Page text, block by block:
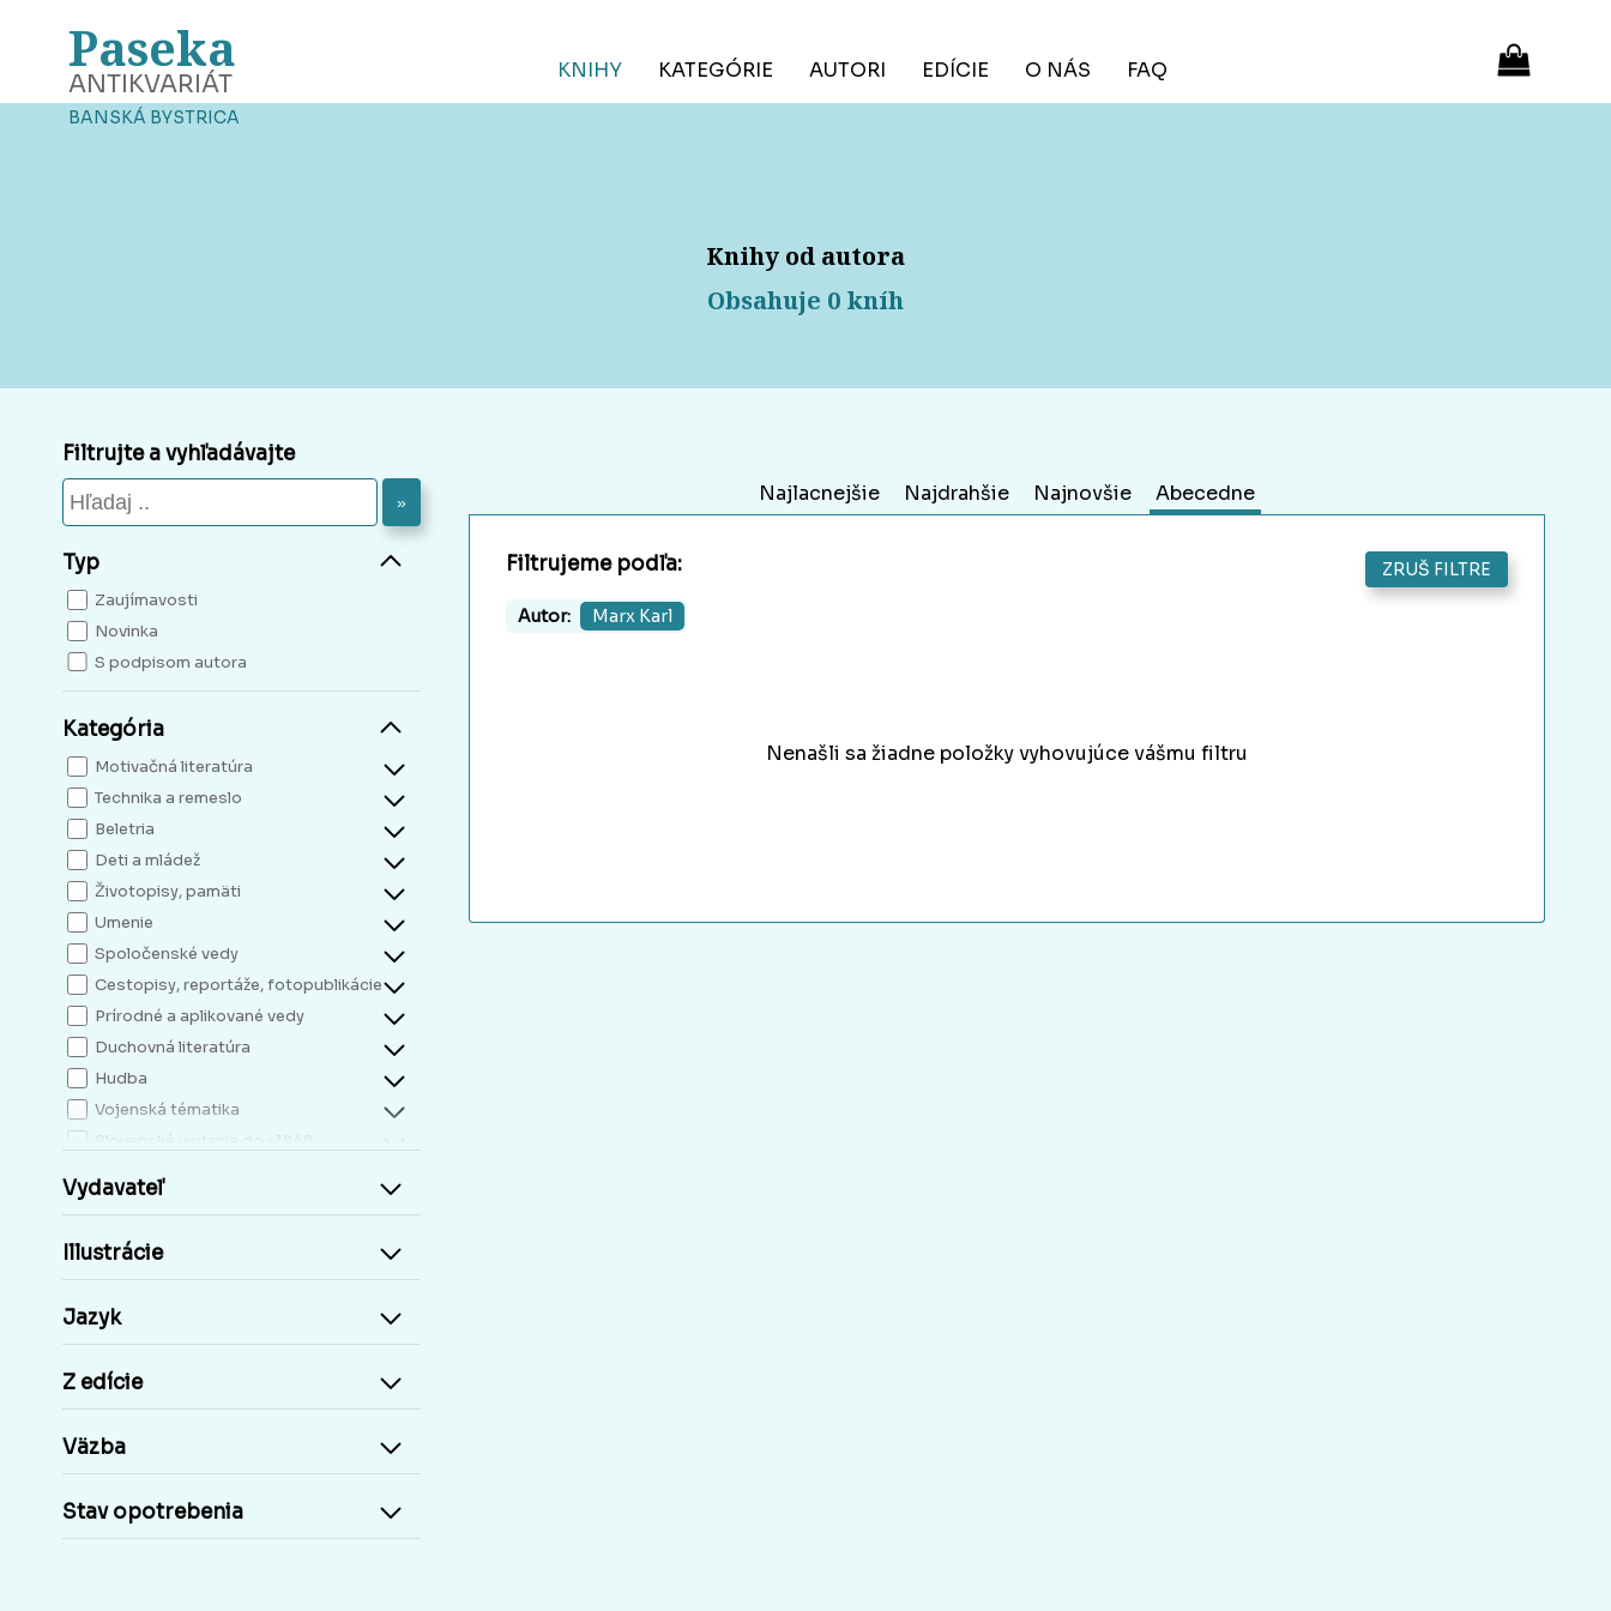
Paseka
ANTIKVARIÁT
BANSKÁ BYSTRICA
KNIHY KATEGÓRIE AUTORI EDÍCIE O NÁS FAQ
Knihy od autora
Obsahuje 0 kníh
Filtrujte a vyhľadávajte
»
Typ
Zaujímavosti
Novinka
S podpisom autora
Kategória
Motivačná literatúra
Technika a remeslo
Beletria
Deti a mládež
Životopisy, pamäti
Umenie
Spoločenské vedy
Cestopisy, reportáže, fotopublikácie
Prírodné a aplikované vedy
Duchovná literatúra
Hudba
Vojenská tématika
Slovenské vydania do r.1948
Kresťanská literatúra
Príroda a človek
Cudzie jazyky, učebnice a slovníky
Učebnice základná škola
Staré tlače, Early prints
Časopisy a noviny
Vydavateľ
Illustrácie
Jazyk
Z edície
Väzba
Stav opotrebenia
Najlacnejšie Najdrahšie Najnovšie Abecedne
Filtrujeme podľa: ZRUŠ FILTRE
Autor: Marx Karl
Nenašli sa žiadne položky vyhovujúce vášmu filtru